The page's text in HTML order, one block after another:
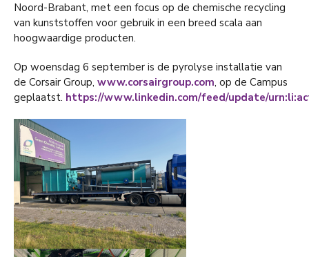
Noord-Brabant, met een focus op de chemische recycling
van kunststoffen voor gebruik in een breed scala aan
hoogwaardige producten.
Op woensdag 6 september is de pyrolyse installatie van
de Corsair Group, www.corsairgroup.com, op de Campus
geplaatst. https://www.linkedin.com/feed/update/